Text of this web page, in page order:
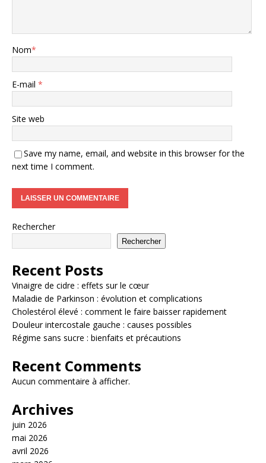
Nom*
E-mail *
Site web
Save my name, email, and website in this browser for the
next time I comment.
Rechercher
Rechercher
Recent Posts
Vinaigre de cidre : effets sur le cœur
Maladie de Parkinson : évolution et complications
Cholestérol élevé : comment le faire baisser rapidement
Douleur intercostale gauche : causes possibles
Régime sans sucre : bienfaits et précautions
Recent Comments
Aucun commentaire à afficher.
Archives
juin 2026
mai 2026
avril 2026